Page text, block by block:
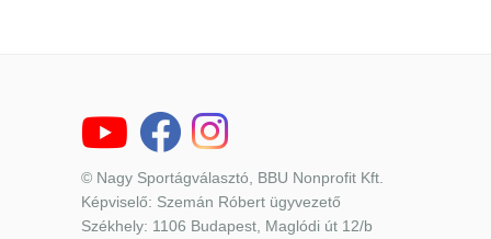
© Nagy Sportágválasztó, BBU Nonprofit Kft.
Képviselő: Szemán Róbert ügyvezető
Székhely: 1106 Budapest, Maglódi út 12/b